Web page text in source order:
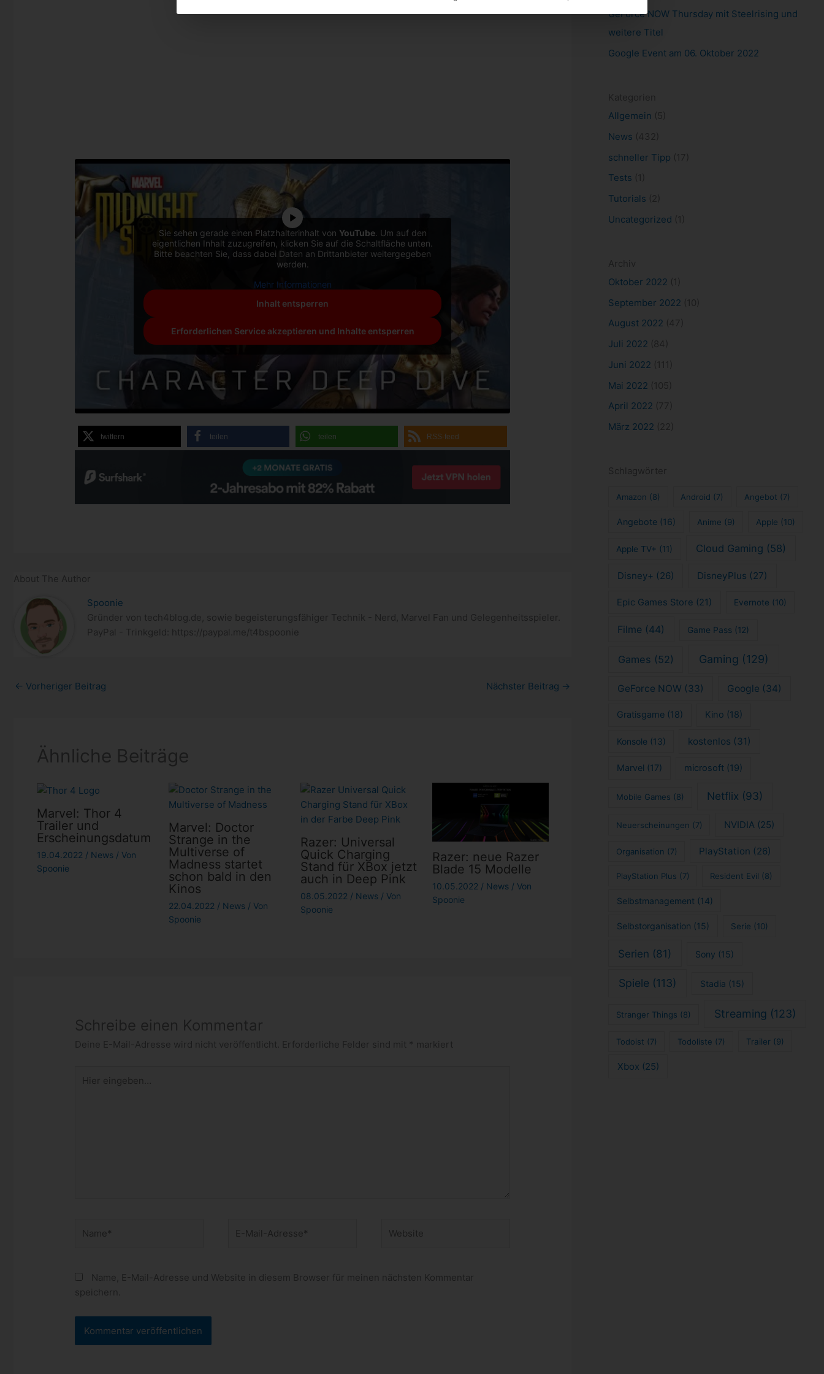
Sie sehen gerade einen Platzhalterinhalt von YouTube. Um auf den
eigentlichen Inhalt zuzugreifen, klicken Sie auf die Schaltfläche unten.
Bitte beachten Sie, dass dabei Daten an Drittanbieter weitergegeben
werden.
Mehr Informationen
Inhalt entsperren
Erforderlichen Service akzeptieren und Inhalte entsperren
twittern teilen teilen RSS-feed
About The Author
Spoonie
Gründer von tech4blog.de, sowie begeisterungsfähiger Technik - Nerd, Marvel Fan und Gelegenheitsspieler.
PayPal - Trinkgeld: https://paypal.me/t4bspoonie
← Vorheriger Beitrag Nächster Beitrag →
Ähnliche Beiträge
Marvel: Thor 4
Trailer und
Erscheinungsdatum
19.04.2022 / News/ Von
Spoonie
Marvel: Doctor
Strange in the
Multiverse of
Madness startet
schon bald in den
Kinos
22.04.2022 / News/ Von
Spoonie
Razer: Universal
Quick Charging
Stand für XBox jetzt
auch in Deep Pink
08.05.2022 / News/ Von
Spoonie
Razer: neue Razer
Blade 15 Modelle
10.05.2022 / News/ Von
Spoonie
Schreibe einen Kommentar
Deine E-Mail-Adresse wird nicht veröffentlicht. Erforderliche Felder sind mit * markiert
eingeben…
Mail-
Name, E-Mail-Adresse und Website in diesem Browser für meinen nächsten Kommentar
speichern.
GeForce NOW Thursday mit Steelrising und
weitere Titel
Google Event am 06. Oktober 2022
Allgemein
News
schneller Tipp
Tests
Tutorials
Uncategorized
Oktober 2022
September 2022
August 2022
Juli 2022
Juni 2022
Mai 2022
April 2022
März 2022
Amazon (8) Android (7) Angebot (7)
Angebote(16) Anime (9) Apple (10)
Apple TV+ (11) Cloud Gaming (58)
Disney+ (26) DisneyPlus (27)
Epic Games Store (21) Evernote (10)
Filme (44) Game Pass (12)
Games (52) Gaming (129)
GeForce NOW (33) Google (34)
Gratisgame (18) Kino (18)
Konsole (13) kostenlos (31)
Marvel (17) microsoft (19)
Mobile Games (8) Netflix (93)
Neuerscheinungen (7) NVIDIA (25)
Organisation (7) PlayStation (26)
PlayStation Plus (7) Resident Evil (8)
Selbstmanagement (14)
Selbstorganisation (15) Serie (10)
Serien (81) Sony (15)
Spiele (113) Stadia (15)
Stranger Things (8) Streaming (123)
Todoist (7) Todoliste (7) Trailer (9)
Xbox (25)